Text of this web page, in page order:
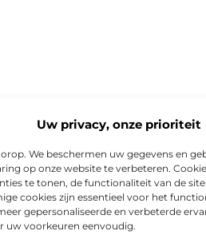
Uw privacy, onze prioriteit
We beschermen uw gegevens en
op onze website te verbeteren.
te tonen, de functionaliteit van de
cookies zijn essentieel voor het
gepersonaliseerde en verbeterde
uw voorkeuren eenvoudig.